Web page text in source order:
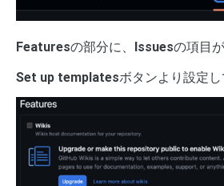
Featuresの部分に、 Issuesの項目
Set up templatesボタンより設定し